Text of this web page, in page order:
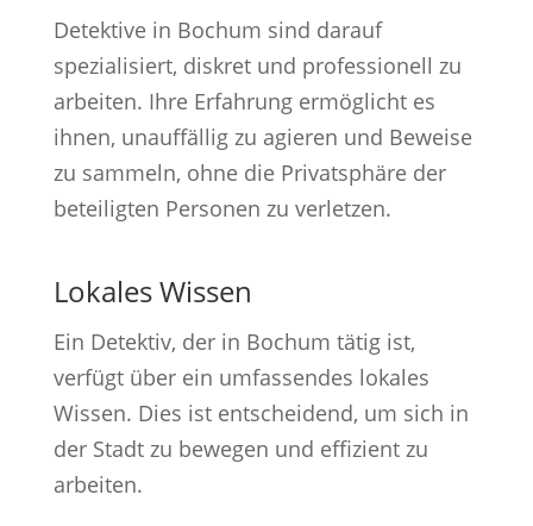
Detektive in Bochum sind darauf
spezialisiert, diskret und professionell zu
arbeiten. Ihre Erfahrung ermöglicht es
ihnen, unauffällig zu agieren und Beweise
zu sammeln, ohne die Privatsphäre der
beteiligten Personen zu verletzen.
Lokales Wissen
Ein Detektiv, der in Bochum tätig ist,
verfügt über ein umfassendes lokales
Wissen. Dies ist entscheidend, um sich in
der Stadt zu bewegen und effizient zu
arbeiten.